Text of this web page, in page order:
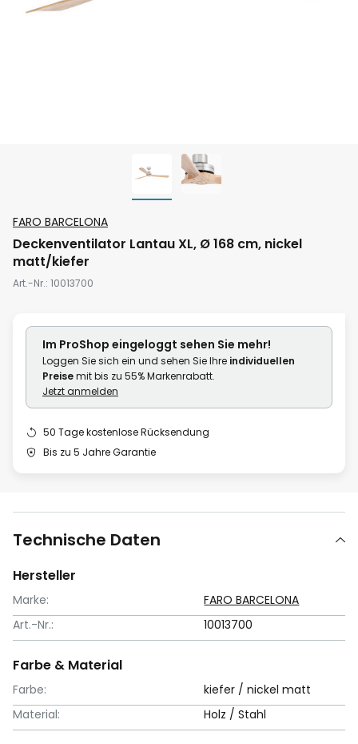
Anfang
der
Bildgalerie
springen
FARO BARCELONA
Deckenventilator Lantau XL, Ø 168 cm, nickel
matt/kiefer
Art.-Nr. 10013700
Im ProShop eingeloggt sehen Sie mehr!
Loggen Sie sich ein und sehen Sie Ihre individuellen
Preisemit bis zu 55% Markenrabatt.
Jetzt anmelden
50 Tage kostenlose Rücksendung
Bis zu 5 Jahre Garantie
Technische Daten
Hersteller
Marke:
FARO BARCELONA
Art.-Nr.:
10013700
Farbe & Material
Farbe:
kiefer / nickel matt
Material:
Holz / Stahl